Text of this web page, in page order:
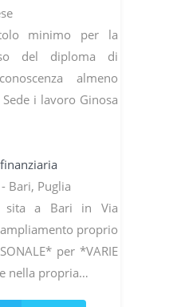
minimo per la
del diploma di
almeno
Sede i lavoro Ginosa
Bari, Puglia
sita a Bari in Via
proprio
per *VARIE
nella propria…